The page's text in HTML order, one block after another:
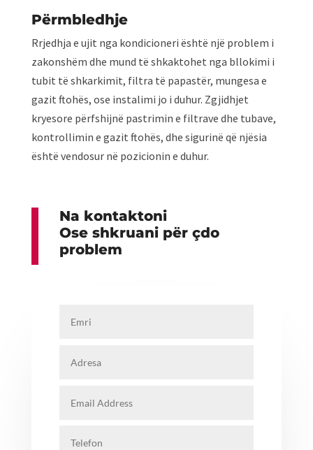
Përmbledhje
Rrjedhja e ujit nga kondicioneri është një problem i
zakonshëm dhe mund të shkaktohet nga bllokimi i
tubit të shkarkimit, filtra të papastër, mungesa e
gazit ftohës, ose instalimi jo i duhur. Zgjidhjet
kryesore përfshijnë pastrimin e filtrave dhe tubave,
kontrollimin e gazit ftohës, dhe sigurinë që njësia
është vendosur në pozicionin e duhur.
Na kontaktoni
Ose shkruani për çdo
problem